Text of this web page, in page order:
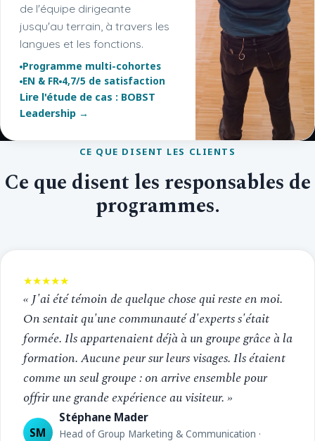
de l'équipe dirigeante
jusqu'au terrain, à travers les
langues et les fonctions.
Programme multi-cohortes
EN & FR 4,7/5 de satisfaction
Lire l'étude de cas : BOBST
Leadership →
CE QUE DISENT LES CLIENTS
Ce que disent les responsables de
programmes.
★★★★★
« J'ai été témoin de quelque chose qui reste en moi.
On sentait qu'une communauté d'experts s'était
formée. Ils appartenaient déjà à un groupe grâce à la
formation. Aucune peur sur leurs visages. Ils étaient
comme un seul groupe : on arrive ensemble pour
offrir une grande expérience au visiteur. »
SM
Stéphane Mader
Head of Group Marketing & Communication ·